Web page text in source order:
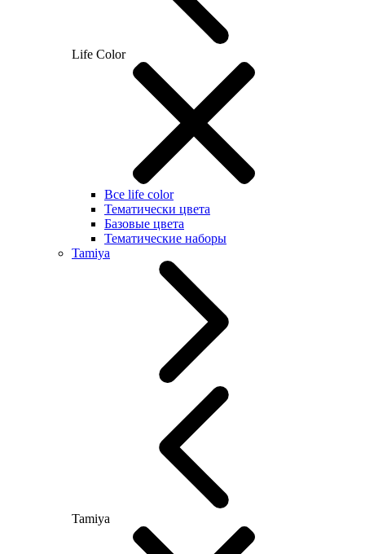
Life Color
Все life color
Тематически цвета
Базовые цвета
Тематические наборы
Tamiya
Tamiya